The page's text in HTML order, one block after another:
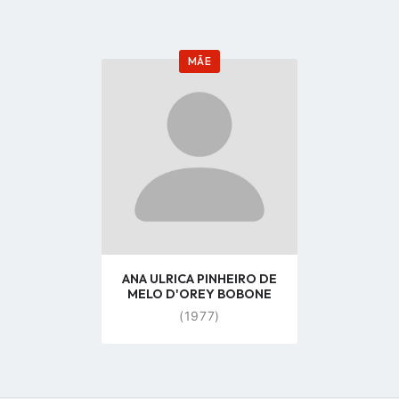
MÃE
Go
profile
page
ANA ULRICA PINHEIRO DE
MELO D'OREY BOBONE
(1977)